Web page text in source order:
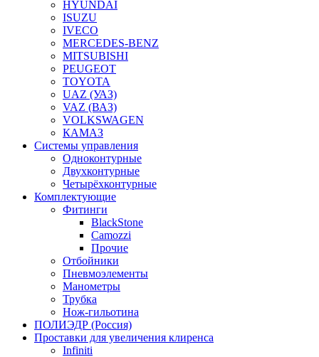
HYUNDAI
ISUZU
IVECO
MERCEDES-BENZ
MITSUBISHI
PEUGEOT
TOYOTA
UAZ (УАЗ)
VAZ (ВАЗ)
VOLKSWAGEN
КАМАЗ
Системы управления
Одноконтурные
Двухконтурные
Четырёхконтурные
Комплектующие
Фитинги
BlackStone
Camozzi
Прочие
Отбойники
Пневмоэлементы
Манометры
Трубка
Нож-гильотина
ПОЛИЭДР (Россия)
Проставки для увеличения клиренса
Infiniti